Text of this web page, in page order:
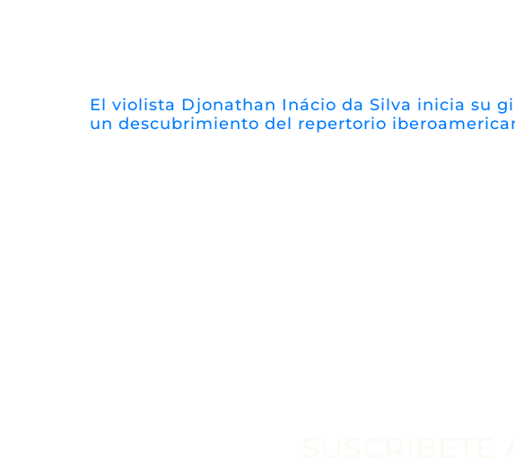
El violista Djonathan Inácio da Silva inicia su
un descubrimiento del repertorio